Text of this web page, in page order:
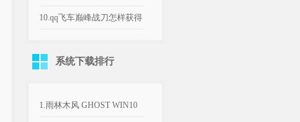
雷诺X战警试玩视频欣...
10.qq飞车巅峰战刀怎样获得
系统下载排行
1.雨林木风 GHOST WIN10